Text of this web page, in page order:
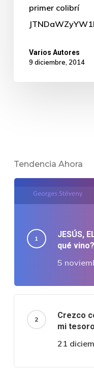
primer colibrí
Varios Autores
9 diciembre, 2014
Tendencia Ahora
JESÚS,
qué vino?
5
Crezco
mi
21